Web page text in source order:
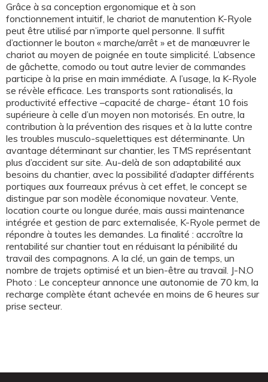
Grâce à sa conception ergonomique et à son
fonctionnement intuitif, le chariot de manutention K-Ryole
peut être utilisé par n’importe quel personne. Il suffit
d’actionner le bouton « marche/arrêt » et de manœuvrer le
chariot au moyen de poignée en toute simplicité. L’absence
de gâchette, comodo ou tout autre levier de commandes
participe à la prise en main immédiate. A l’usage, la K-Ryole
se révèle efficace. Les transports sont rationalisés, la
productivité effective –capacité de charge- étant 10 fois
supérieure à celle d’un moyen non motorisés. En outre, la
contribution à la prévention des risques et à la lutte contre
les troubles musculo-squelettiques est déterminante. Un
avantage déterminant sur chantier, les TMS représentant
plus d’accident sur site. Au-delà de son adaptabilité aux
besoins du chantier, avec la possibilité d’adapter différents
portiques aux fourreaux prévus à cet effet, le concept se
distingue par son modèle économique novateur. Vente,
location courte ou longue durée, mais aussi maintenance
intégrée et gestion de parc externalisée, K-Ryole permet de
répondre à toutes les demandes. La finalité : accroître la
rentabilité sur chantier tout en réduisant la pénibilité du
travail des compagnons. A la clé, un gain de temps, un
nombre de trajets optimisé et un bien-être au travail. J-N.O
Photo : Le concepteur annonce une autonomie de 70 km, la
recharge complète étant achevée en moins de 6 heures sur
prise secteur.